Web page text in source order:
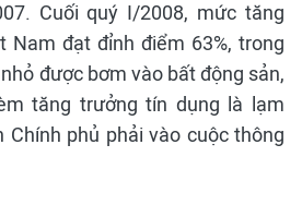
Cuối quý I/2008, mức tăng
Nam đạt đỉnh điểm 63%, trong
được bơm vào bất động sản,
tăng trưởng tín dụng là lạm
Chính phủ phải vào cuộc thông